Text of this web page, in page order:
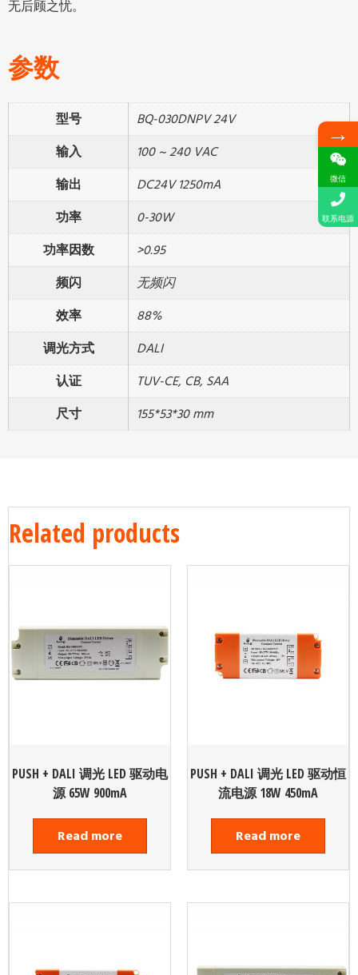
无后顾之忧。
参数
型号
BQ-030DNPV 24V
输入
100 ~ 240 VAC
输出
DC24V 1250mA
功率
0-30W
功率因数
>0.95
频闪
无频闪
效率
88%
调光方式
DALI
认证
TUV-CE, CB, SAA
尺寸
155*53*30 mm
Related products
PUSH + DALI 调光 LED 驱动电
源 65W 900mA
Read more
PUSH + DALI 调光 LED 驱动恒
流电源 18W 450mA
Read more
→
微信
联系电源